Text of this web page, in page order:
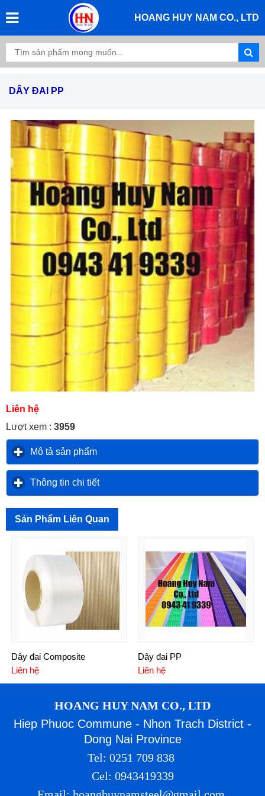
HOANG HUY NAM CO., LTD
DÂY ĐAI PP
Liên hệ
Lượt xem : 3959
Mô tả sản phẩm
Thông tin chi tiếtclick to expand contents
Sản Phẩm Liên Quan
Dây đai Composite
Liên hệ
Dây đai PP
Liên hệ
HOANG HUY NAM CO., LTD
Hiep Phuoc Commune - Nhon Trach District -
Dong Nai Province
Tel: 0251 709 838
Cel: 0943419339